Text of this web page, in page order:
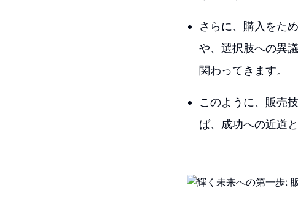
さらに、購入をた
や、選択肢への異
関わってきます。
このように、販売
ば、成功への近道